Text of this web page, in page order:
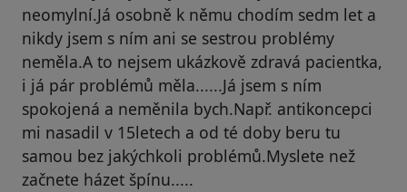
neomylní.Já osobně k němu chodím sedm let a
nikdy jsem s ním ani se sestrou problémy
neměla.A to nejsem ukázkově zdravá pacientka,
i já pár problémů měla......Já jsem s ním
spokojená a neměnila bych.Např. antikoncepci
mi nasadil v 15letech a od té doby beru tu
samou bez jakýchkoli problémů.Myslete než
začnete házet špínu.....